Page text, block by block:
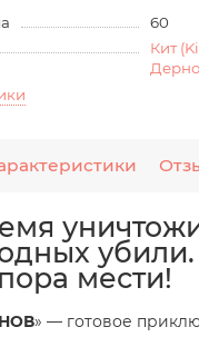
60
Кит
убили.
мести!
» — готовое